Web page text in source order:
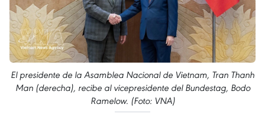
El presidente de la Asamblea Nacional de Vietnam, Tran Thanh
Man (derecha), recibe al vicepresidente del Bundestag, Bodo
Ramelow. (Foto: VNA)